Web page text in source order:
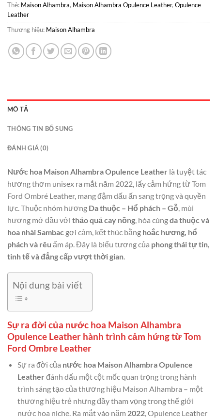
Thẻ: Maison Alhambra, Maison Alhambra Opulence Leather, Opulence
Leather
Thương hiệu: Maison Alhambra
MÔ TẢ
THÔNG TIN BỔ SUNG
ĐÁNH GIÁ (0)
Nước hoa Maison Alhambra Opulence Leather là tuyệt tác
hương thơm unisex ra mắt năm 2022, lấy cảm hứng từ Tom
Ford Ombré Leather, mang đậm dấu ấn sang trọng và quyền
lực. Thuộc nhóm hương Da thuộc – Hổ phách – Gỗ , mùi
hương mở đầu với thảo quả cay nồng , hòa cùngda thuộc và
hoa nhài Sambac gợi cảm, kết thúc bằng hoắc hương, hổ
phách và rêu ấm áp. Đây là biểu tượng của phong thái tự tin,
tinh tế và đẳng cấp vượt thời gian
Nội dung bài viết
Sự ra đời của nước hoa Maison Alhambra
Opulence Leather hành trình cảm hứng từ Tom
Ford Ombre Leather
Sự ra đời của nước hoa Maison Alhambra Opulence
Leather đánh dấu một cột mốc quan trọng trong hành
trình sáng tạo của thương hiệu Maison Alhambra – một
thương hiệu trẻ nhưng đầy tham vọng trong thế giới
nước hoa niche. Ra mắt vào năm 2022, Opulence Leather